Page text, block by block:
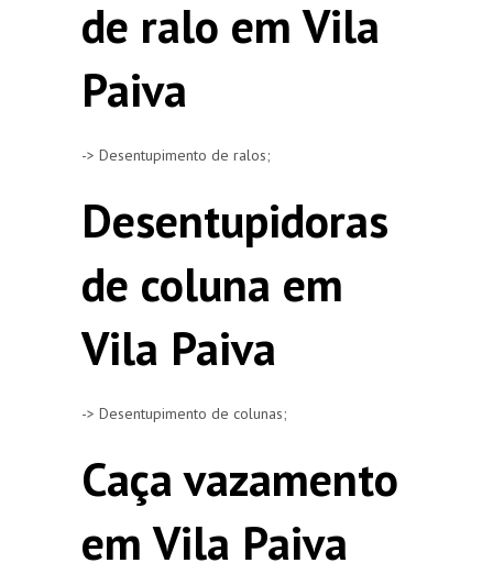
de ralo em Vila
Paiva
-> Desentupimento de ralos;
Desentupidoras
de coluna em
Vila Paiva
-> Desentupimento de colunas;
Caça vazamento
em Vila Paiva